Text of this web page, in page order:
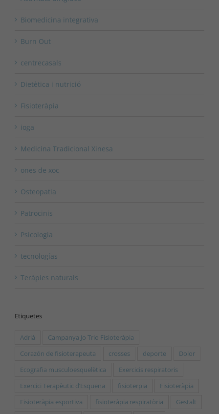
Biomedicina integrativa
Burn Out
centrecasals
Dietètica i nutrició
Fisioteràpia
ioga
Medicina Tradicional Xinesa
ones de xoc
Osteopatia
Patrocinis
Psicologia
tecnologías
Teràpies naturals
Etiquetes
Adrià
Campanya Jo Trio Fisioteràpia
Corazón de fisioterapeuta
crosses deporte
Dolor
Ecografia musculoesquelètica
Exercicis respiratoris
Exercici Terapèutic d’Esquena
fisioterpia
Fisioteràpia
Fisioteràpia esportiva
fisioteràpia respiratòria Gestalt